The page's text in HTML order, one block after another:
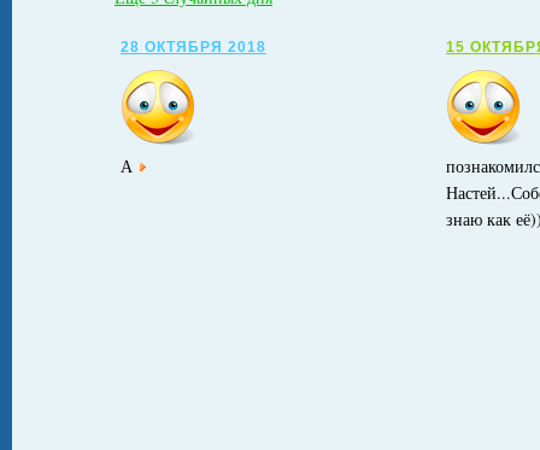
28 ОКТЯБРЯ 2018
А
15
знаю как